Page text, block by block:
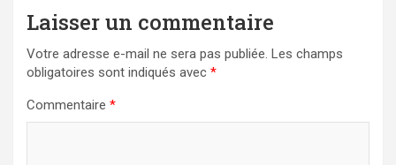
Laisser un commentaire
Votre adresse e-mail ne sera pas publiée. Les champs
obligatoires sont indiqués avec *
Commentaire *